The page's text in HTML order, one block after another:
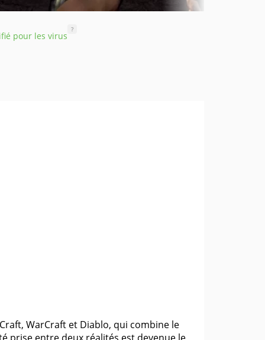
pour les virus
?
WarCraft et Diablo, qui combine le